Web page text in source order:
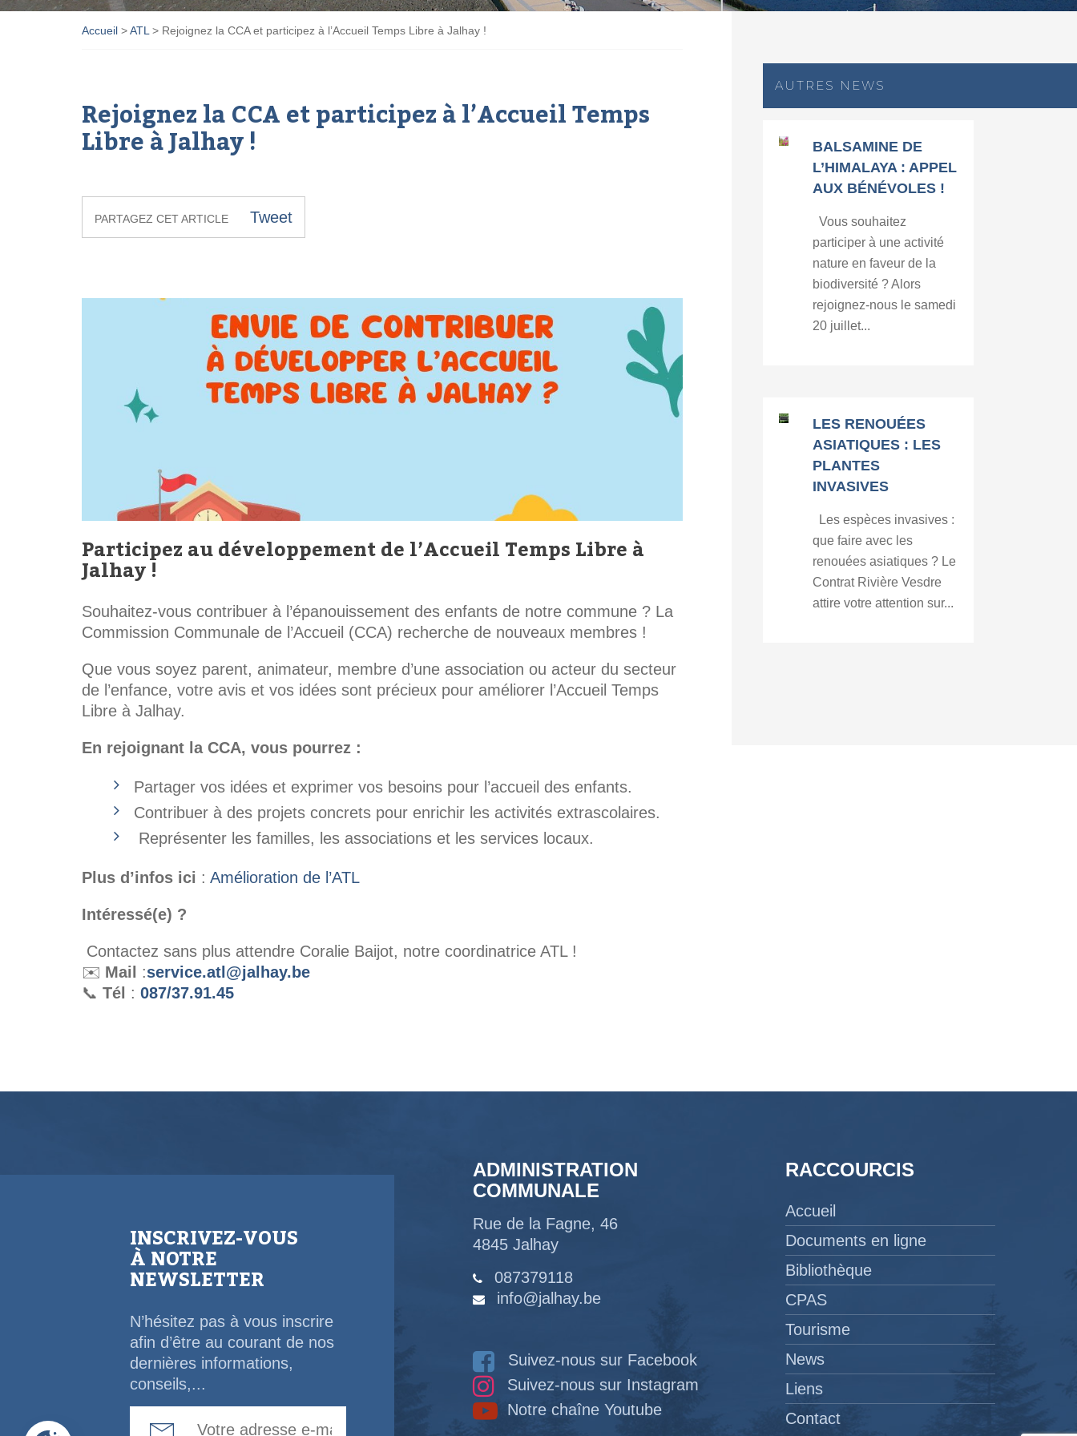
Accueil >ATL > Rejoignez la CCA et participez à l’Accueil Temps Libre à Jalhay !
Rejoignez la CCA et participez à l’Accueil Temps
Libre à Jalhay !
PARTAGEZ CET ARTICLE Tweet
Participez au développement de l’Accueil Temps Libre à
Jalhay !
Souhaitez-vous contribuer à l’épanouissement des enfants de notre commune ? La
Commission Communale de l’Accueil (CCA) recherche de nouveaux membres !
Que vous soyez parent, animateur, membre d’une association ou acteur du secteur
de l’enfance, votre avis et vos idées sont précieux pour améliorer l’Accueil Temps
Libre à Jalhay.
En rejoignant la CCA, vous pourrez :
Partager vos idées et exprimer vos besoins pour l’accueil des enfants.
Contribuer à des projets concrets pour enrichir les activités extrascolaires.
Représenter les familles, les associations et les services locaux.
Plus d’infos ici : Amélioration de l’ATL
Intéressé(e) ?
Contactez sans plus attendre Coralie Baijot, notre coordinatrice ATL !
✉️ Mail :service.atl@jalhay.be
📞 Tél : 087/37.91.45
AUTRES NEWS
BALSAMINE DE
L’HIMALAYA : APPEL
AUX BÉNÉVOLES !
Vous souhaitez
participer à une activité
nature en faveur de la
biodiversité ? Alors
rejoignez-nous le samedi
20 juillet...
LES RENOUÉES
ASIATIQUES : LES
PLANTES
INVASIVES
Les espèces invasives :
que faire avec les
renouées asiatiques ? Le
Contrat Rivière Vesdre
attire votre attention sur...
INSCRIVEZ-VOUS
À NOTRE
NEWSLETTER
N’hésitez pas à vous inscrire
afin d’être au courant de nos
dernières informations,
conseils,...
ADMINISTRATION
COMMUNALE
Rue de la Fagne, 46
4845 Jalhay
087379118
info@jalhay.be
Suivez-nous sur Facebook
Suivez-nous sur Instagram
Notre chaîne Youtube
RACCOURCIS
Accueil
Documents en ligne
Bibliothèque
CPAS
Tourisme
News
Liens
Contact